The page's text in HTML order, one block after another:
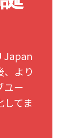
Japan
より
ユー
てま